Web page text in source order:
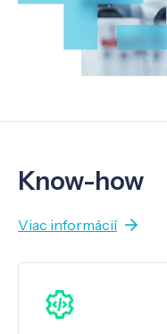
Know-how
Viac informácií